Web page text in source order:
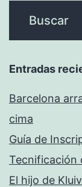
Entradas
Barcelona
cima
Guía de
Tecnificación
El hijo de